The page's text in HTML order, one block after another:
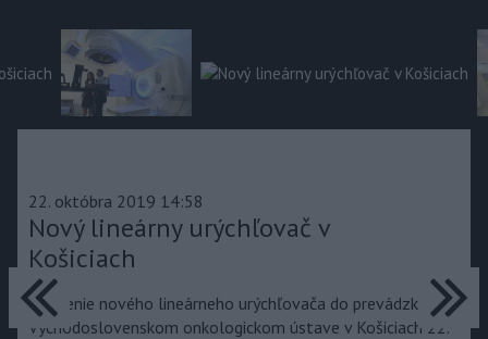
22. októbra 2019 14:58
Nový lineárny urýchľovač v
Košiciach
Uvedenie nového lineárneho urýchľovača do prevádzky vo
Východoslovenskom onkologickom ústave v Košiciach 22.
predchádzajúce